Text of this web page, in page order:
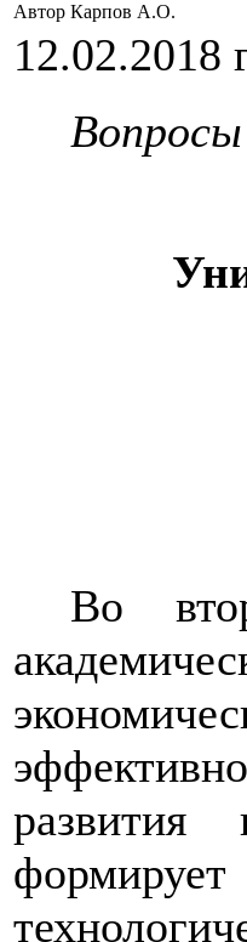
Автор Карпов А.О.
12.02.2018
Во
развития